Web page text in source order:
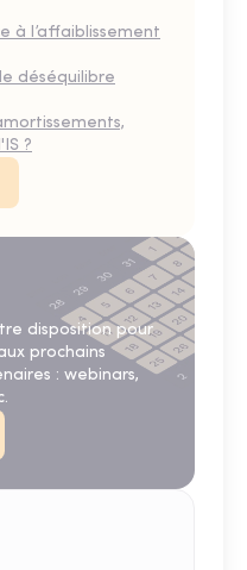
à l’affaiblissement
déséquilibre
?
disposition pour
prochains
: webinars,